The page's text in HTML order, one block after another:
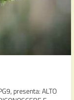
presenta: ALTO